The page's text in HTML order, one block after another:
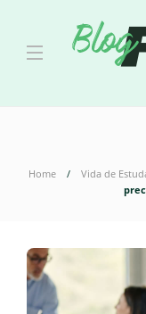
Home Vida de